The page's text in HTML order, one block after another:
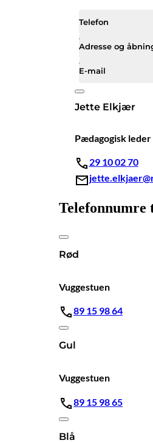
Telefon
Adresse og
E-mail
Jette Elkjær
Pædagogisk leder
29 10 02 70
Telefonnumre
Rød
Vuggestuen
89 15 98 64
Gul
Vuggestuen
89 15 98 65
Blå